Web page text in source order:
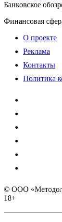
Банковское
Финансовая
О проекте
Реклама
Контакты
Политика
© ООО
18+